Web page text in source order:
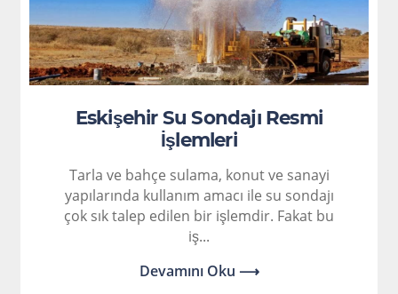
Eskişehir Su Sondajı Resmi
İşlemleri
Tarla ve bahçe sulama, konut ve sanayi
yapılarında kullanım amacı ile su sondajı
çok sık talep edilen bir işlemdir. Fakat bu
iş...
Devamını Oku ⟶